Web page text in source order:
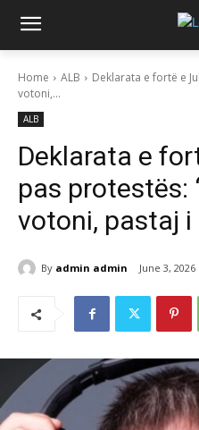
Home ALB
Deklarata e fortë e
votoni,...
ALB
Deklarata e
pas protestës:
votoni, pastaj i
By admin admin June 3, 2026